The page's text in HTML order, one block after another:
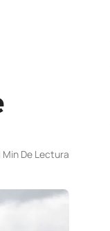
Min De Lectura